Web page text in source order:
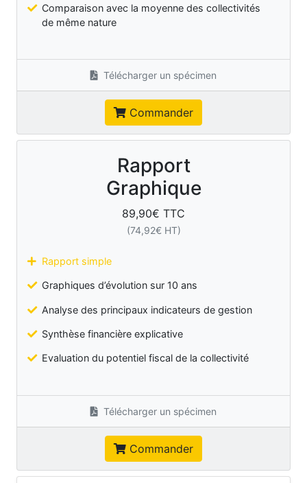
Comparaison avec la moyenne des collectivités
de même nature
Télécharger un spécimen
Commander
Rapport
Graphique
89,90€ TTC
(74,92€ HT)
Rapport simple
Graphiques d’évolution sur 10 ans
Analyse des principaux indicateurs de gestion
Synthèse financière explicative
Evaluation du potentiel fiscal de la collectivité
Télécharger un spécimen
Commander